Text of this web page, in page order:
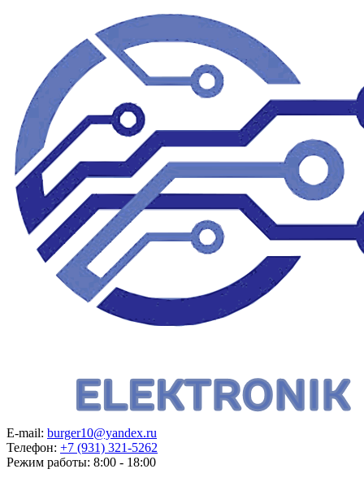
E-mail: burger10@yandex.ru
Телефон: +7 (931) 321-5262
Режим работы: 8:00 - 18:00